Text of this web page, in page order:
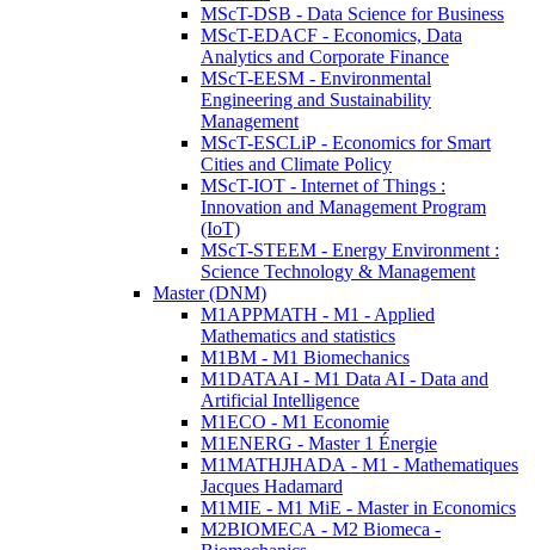
MScT-DSB - Data Science for Business
MScT-EDACF - Economics, Data
Analytics and Corporate Finance
MScT-EESM - Environmental
Engineering and Sustainability
Management
MScT-ESCLiP - Economics for Smart
Cities and Climate Policy
MScT-IOT - Internet of Things :
Innovation and Management Program
(IoT)
MScT-STEEM - Energy Environment :
Science Technology & Management
Master (DNM)
M1APPMATH - M1 - Applied
Mathematics and statistics
M1BM - M1 Biomechanics
M1DATAAI - M1 Data AI - Data and
Artificial Intelligence
M1ECO - M1 Economie
M1ENERG - Master 1 Énergie
M1MATHJHADA - M1 - Mathematiques
Jacques Hadamard
M1MIE - M1 MiE - Master in Economics
M2BIOMECA - M2 Biomeca -